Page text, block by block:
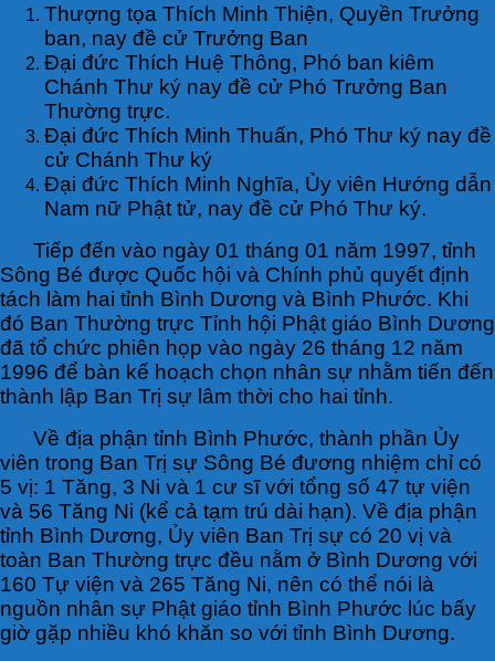
Thượng tọa Thích Minh Thiện, Quyền Trưởng
ban, nay đề cử Trưởng Ban
Đại đức Thích Huệ Thông, Phó ban kiêm
Chánh Thư ký nay đề cử Phó Trưởng Ban
Thường trực.
Đại đức Thích Minh Thuấn, Phó Thư ký nay đề
cử Chánh Thư ký
Đại đức Thích Minh Nghĩa, Ủy viên Hướng dẫn
Nam nữ Phật tử, nay đề cử Phó Thư ký.
Tiếp đến vào ngày 01 tháng 01 năm 1997, tỉnh
Sông Bé được Quốc hội và Chính phủ quyết định
tách làm hai tỉnh Bình Dương và Bình Phước. Khi
đó Ban Thường trực Tỉnh hội Phật giáo Bình Dương
đã tổ chức phiên họp vào ngày 26 tháng 12 năm
1996 để bàn kế hoạch chọn nhân sự nhằm tiến đến
thành lập Ban Trị sự lâm thời cho hai tỉnh.
Về địa phận tỉnh Bình Phước, thành phần Ủy
viên trong Ban Trị sự Sông Bé đương nhiệm chỉ có
5 vị: 1 Tăng, 3 Ni và 1 cư sĩ với tổng số 47 tự viện
và 56 Tăng Ni (kể cả tạm trú dài hạn). Về địa phận
tỉnh Bình Dương, Ủy viên Ban Trị sự có 20 vị và
toàn Ban Thường trực đều nằm ở Bình Dương với
160 Tự viện và 265 Tăng Ni, nên có thể nói là
nguồn nhân sự Phật giáo tỉnh Bình Phước lúc bấy
giờ gặp nhiều khó khăn so với tỉnh Bình Dương.